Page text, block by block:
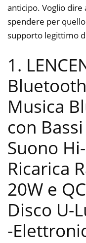
anticipo. Voglio
spendere per
supporto legittimo
1.
Musica
con
Suono
Ricarica
20W e
Disco U-
-